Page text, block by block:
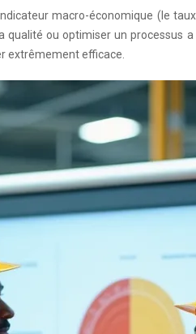
macro-économique (le
ou optimiser un
extrêmement efficace.